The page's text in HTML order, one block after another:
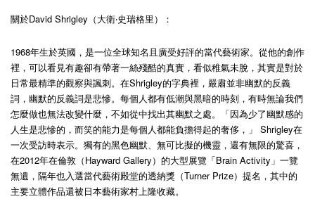
關於David Shrigley（大衛‧史瑞格里）：
1968年生於英國，是一位全球知名且廣受好評的當代藝術家。從他的創作
裡，可以看見有趣卻有帶著一絲殘酷的真實，看似稚氣未脫，其實是對於
日常最精準的觀察與諷刺。在Shrigley的字典裡，嚴肅並非幽默的反義
詞，幽默的反義詞是悲慘。每個人都有低潮與黑暗的時刻，有時無論我們
怎麼做也無法改變什麼，不如從中找出其幽默之處。「因為少了幽默感的
人生是悲慘的，而笑的能力是每個人都能負擔得起的奢侈，」 Shrigley在
一次受訪時表示。獨有的黑色幽默、無可比擬的機靈，還有無限的驚喜，
在2012年在倫敦（Hayward Gallery）的大型展覽「Brain Activity」一覽
無遺，隔年也入選當代藝術殿堂的透納獎（Turner Prize）提名，其中的
主要立體作品還被日本藝術家村上隆收藏。